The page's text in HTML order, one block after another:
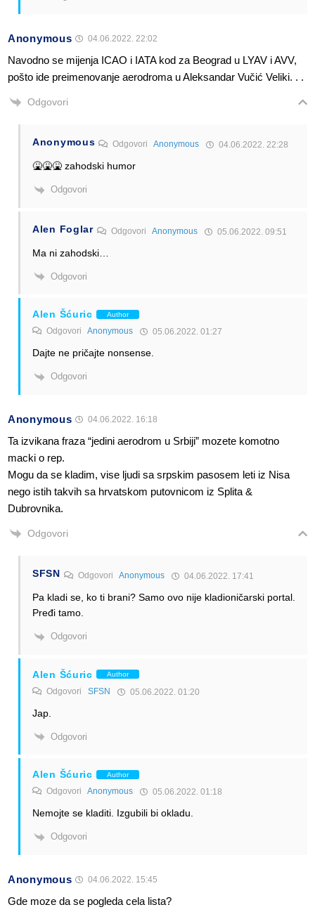
Anonymous 04.06.2022. 22:02
Navodno se mijenja ICAO i IATA kod za Beograd u LYAV i AVV,
pošto ide preimenovanje aerodroma u Aleksandar Vučić Veliki. . .
Odgovori
Anonymous OdgovoriAnonymous 04.06.2022. 22:28
🤮🤮🤮 zahodski humor
Odgovori
Alen Foglar Odgovori Anonymous 05.06.2022. 09:51
Ma ni zahodski…
Odgovori
Alen Šćuric Author
Odgovori Anonymous 05.06.2022. 01:27
Dajte ne pričajte nonsense.
Odgovori
Anonymous 04.06.2022. 16:18
Ta izvikana fraza “jedini aerodrom u Srbiji” mozete komotno
macki o rep.
Mogu da se kladim, vise ljudi sa srpskim pasosem leti iz Nisa
nego istih takvih sa hrvatskom putovnicom iz Splita &
Dubrovnika.
Odgovori
SFSN Odgovori Anonymous 04.06.2022. 17:41
Pa kladi se, ko ti brani? Samo ovo nije kladioničarski portal.
Pređi tamo.
Odgovori
Alen Šćuric Author
Odgovori SFSN 05.06.2022. 01:20
Jap.
Odgovori
Alen Šćuric Author
Odgovori Anonymous 05.06.2022. 01:18
Nemojte se kladiti. Izgubili bi okladu.
Odgovori
Anonymous 04.06.2022. 15:45
Gde moze da se pogleda cela lista?